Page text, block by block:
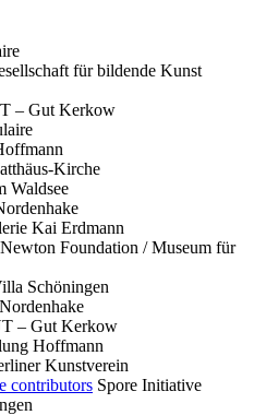
für bildende Kunst
– Gut Kerkow
Kirche
Waldsee
Kai Erdmann
Foundation / Museum für
Schöningen
– Gut Kerkow
Hoffmann
Kunstverein
contributors Spore Initiative